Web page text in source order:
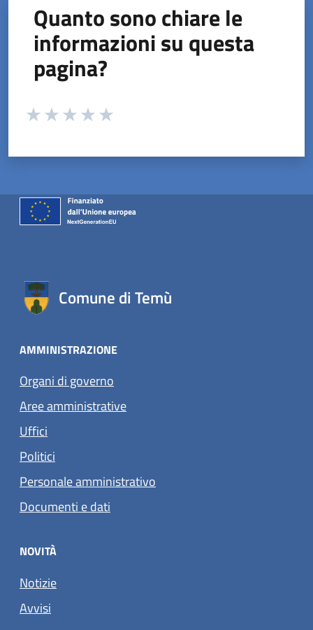
Quanto sono chiare le
informazioni su questa
pagina?
Valuta da 1 a 5 stelle la pagina
Comune di Temù
AMMINISTRAZIONE
Organi di governo
Aree amministrative
Uffici
Politici
Personale amministrativo
Documenti e dati
NOVITÀ
Notizie
Avvisi